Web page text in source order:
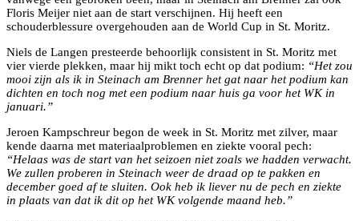
Floris Meijer niet aan de start verschijnen. Hij heeft een
schouderblessure overgehouden aan de World Cup in St. Moritz.
Niels de Langen presteerde behoorlijk consistent in St. Moritz met
vier vierde plekken, maar hij mikt toch echt op dat podium: “Het zou
mooi zijn als ik in Steinach am Brenner het gat naar het podium kan
dichten en toch nog met een podium naar huis ga voor het WK in
januari.”
Jeroen Kampschreur begon de week in St. Moritz met zilver, maar
kende daarna met materiaalproblemen en ziekte vooral pech:
“Helaas was de start van het seizoen niet zoals we hadden verwacht.
We zullen proberen in Steinach weer de draad op te pakken en
december goed af te sluiten. Ook heb ik liever nu de pech en ziekte
in plaats van dat ik dit op het WK volgende maand heb.”